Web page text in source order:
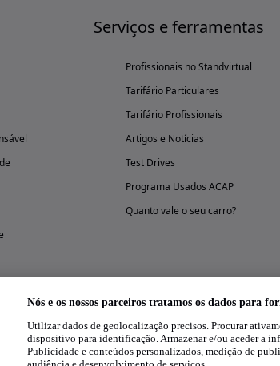
Serviços e ferramentas
Profissionais no Standvirtual
Tarifário Particulares
Tarifário Profissionais
Artigos e Notícias
Test Drives
Programa Usados ACAP
Quanto vale o seu carro?
Experimenta a aplicação
Nós e os nossos parceiros tratamos os dados para
Utilizar dados de geolocalização precisos. Procurar
dispositivo para identificação. Armazenar e/ou aceder a
Publicidade e conteúdos personalizados, medição de